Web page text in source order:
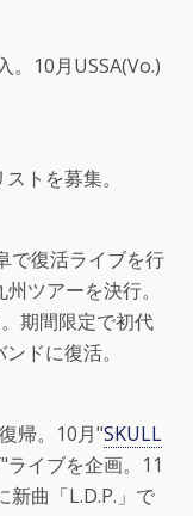
。10月USSA(Vo.)
トを募集。
で復活ライブを行
ツアーを決行。
期間限定で初代
ドに復活。
帰。10月"SKULL
ライブを企画。11
新曲「L.D.P.」で